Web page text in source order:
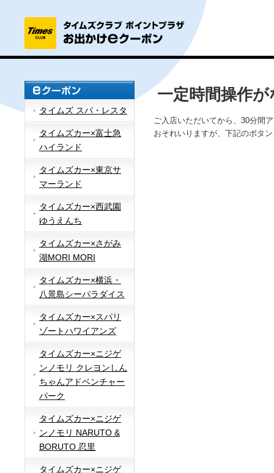
タイムズ スパ・レスタ
タイムズカー×富士急
ハイランド
タイムズカー×東京サ
マーランド
タイムズカー×西武園
ゆうえんち
タイムズカー×さがみ
湖MORI MORI
タイムズカー×横浜・
八景島シーパラダイス
タイムズカー×スパリ
ゾートハワイアンズ
タイムズカー×ニジゲ
ンノモリ クレヨンしん
ちゃんアドベンチャー
パーク
タイムズカー×ニジゲ
ンノモリ NARUTO &
BORUTO 忍里
タイムズカー×ニジゲ
一定時間操作
ご入店いただいてから、30分間
おそれいりますが、下記のボタ